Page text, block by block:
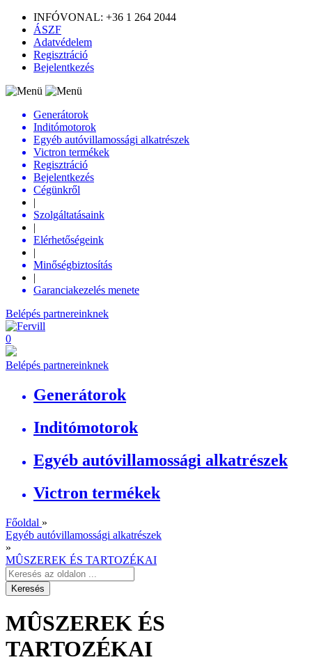
INFÓVONAL: +36 1 264 2044
ÁSZF
Adatvédelem
Regisztráció
Bejelentkezés
Generátorok
Inditómotorok
Egyéb autóvillamossági alkatrészek
Victron termékek
Regisztráció
Bejelentkezés
Cégünkről
|
Szolgáltatásaink
|
Elérhetőségeink
|
Minőségbiztosítás
|
Garanciakezelés menete
Belépés partnereinknek
0
Belépés partnereinknek
Generátorok
Inditómotorok
Egyéb autóvillamossági alkatrészek
Victron termékek
Főoldal »
Egyéb autóvillamossági alkatrészek
»
MÛSZEREK ÉS TARTOZÉKAI
MÛSZEREK ÉS
TARTOZÉKAI